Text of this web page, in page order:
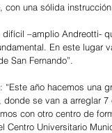
con una sólida
En este lugar
San Fernando”.
“Este año hacemos una
donde se van a arreglar
con otro centro de
Centro Universitario